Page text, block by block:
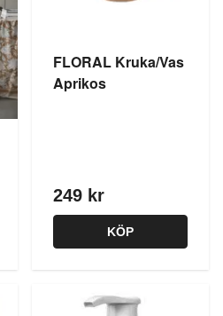
FLORAL Kruka/Vas
Aprikos
249 kr
KÖP